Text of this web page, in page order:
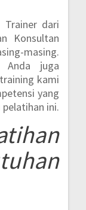
Trainer dari
Konsultan
masing.
Anda juga
kami
yang
ini.